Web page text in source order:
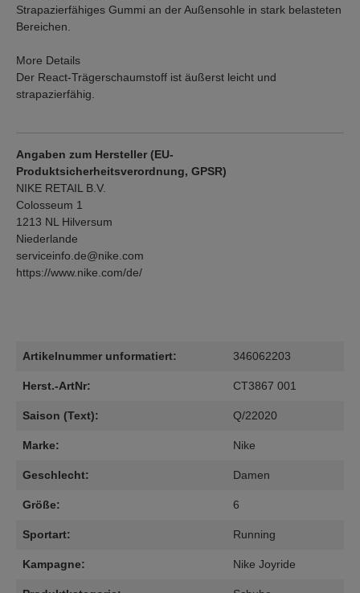
Strapazierfähiges Gummi an der Außensohle in stark belasteten
Bereichen.
More Details
Der React-Trägerschaumstoff ist äußerst leicht und
strapazierfähig.
Angaben zum Hersteller (EU-
Produktsicherheitsverordnung, GPSR)
NIKE RETAIL B.V.
Colosseum 1
1213 NL Hilversum
Niederlande
serviceinfo.de@nike.com
https://www.nike.com/de/
Artikelnummer unformatiert: 346062203
Herst.-ArtNr: CT3867 001
Saison (Text): Q/22020
Marke: Nike
Geschlecht: Damen
Größe: 6
Sportart: Running
Kampagne: Nike Joyride